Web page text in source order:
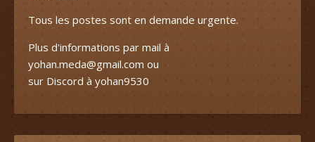
Tous les postes sont en demande urgente.
Plus d'informations par mail à
yohan.meda@gmail.com ou
sur Discord à yohan9530